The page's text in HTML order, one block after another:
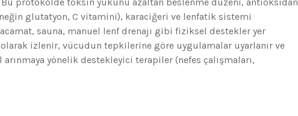
glutatyon, C vitamini), karaciğeri ve lenfatik sistemi
sauna, manuel lenf drenajı gibi fiziksel destekler yer
izlenir, vücudun tepkilerine göre uygulamalar uyarlanır ve
yönelik destekleyici terapiler (nefes çalışmaları,